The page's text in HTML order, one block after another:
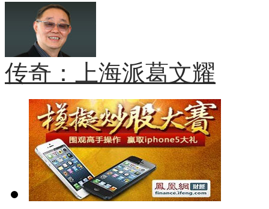
传奇：上海派葛文耀